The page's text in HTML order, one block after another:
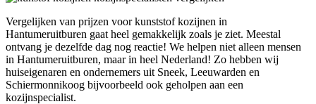
Vergelijken van prijzen voor kunststof kozijnen in
Hantumeruitburen gaat heel gemakkelijk zoals je ziet. Meestal
ontvang je dezelfde dag nog reactie! We helpen niet alleen mensen
in Hantumeruitburen, maar in heel Nederland! Zo hebben wij
huiseigenaren en ondernemers uit Sneek, Leeuwarden en
Schiermonnikoog bijvoorbeeld ook geholpen aan een
kozijnspecialist.